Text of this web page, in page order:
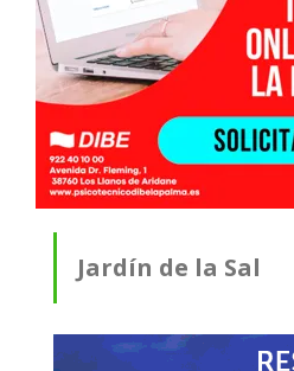
Jardín de la Sal